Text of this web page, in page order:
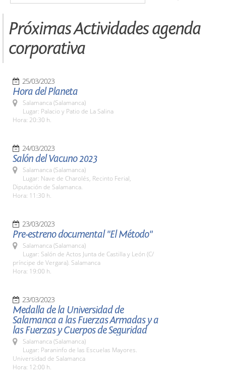
Próximas Actividades agenda
corporativa
25/03/2023
Hora del Planeta
Salamanca (Salamanca)
Lugar: Palacio y Patio de La Salina
Hora: 20:30 h.
24/03/2023
Salón del Vacuno 2023
Salamanca (Salamanca)
Lugar: Nave de Charolés, Recinto Ferial,
Diputación de Salamanca.
Hora: 11:30 h.
23/03/2023
Pre-estreno documental "El Método"
Salamanca (Salamanca)
Lugar: Salón de Actos Junta de Castilla y León (C/
príncipe de Vergara). Salamanca
Hora: 19:00 h.
23/03/2023
Medalla de la Universidad de
Salamanca a las Fuerzas Armadas y a
las Fuerzas y Cuerpos de Seguridad
Salamanca (Salamanca)
Lugar: Paraninfo de las Escuelas Mayores.
Universidad de Salamanca
Hora: 12:00 h.